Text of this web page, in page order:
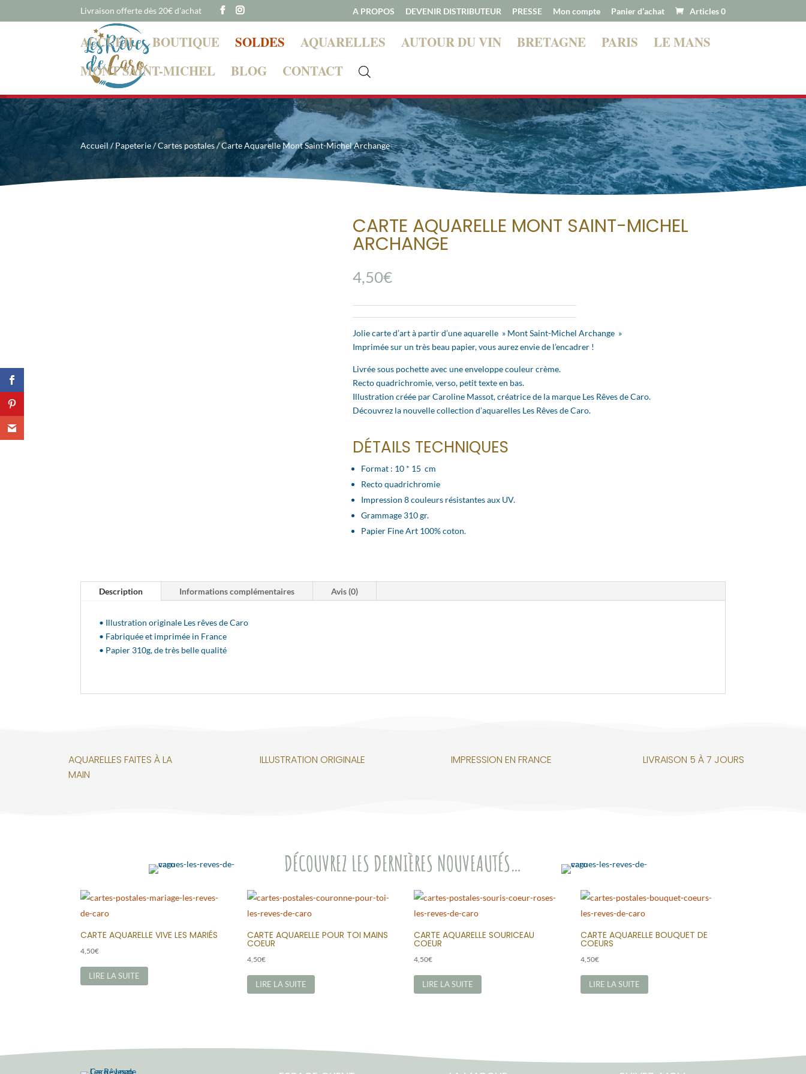
Livraison offerte dès 20€ d'achat A PROPOS DEVENIR DISTRIBUTEUR PRESSE Mon compte Panier d’achat Articles 0
ACCUEIL BOUTIQUE SOLDES AQUARELLES AUTOUR DU VIN BRETAGNE PARIS
LE MANS
MONT SAINT-MICHEL
BLOG CONTACT
Chère Cliente, cher Client, les ventes sont temporairement suspendues mais nous revenons bientôt ! À très vite !
Accueil/Papeterie/Cartes postales/ Carte Aquarelle Mont Saint-Michel Archange
CARTE AQUARELLE MONT SAINT-MICHEL
ARCHANGE
4,50€
Jolie carte d’art à partir d’une aquarelle » Mont Saint-Michel Archange »
Imprimée sur un très beau papier, vous aurez envie de l’encadrer !
Livrée sous pochette avec une enveloppe couleur crème.
Recto quadrichromie, verso, petit texte en bas.
Illustration créée par Caroline Massot, créatrice de la marque Les Rêves de Caro.
Découvrez la nouvelle collection d’aquarelles Les Rêves de Caro.
DÉTAILS TECHNIQUES
Format : 10 * 15 cm
Recto quadrichromie
Impression 8 couleurs résistantes aux UV.
Grammage 310 gr.
Papier Fine Art 100% coton.
Description Informations complémentaires Avis (0)
• Illustration originale Les rêves de Caro
• Fabriquée et imprimée in France
• Papier 310g, de très belle qualité
AQUARELLES FAITES À LA
MAIN
ILLUSTRATION ORIGINALE IMPRESSION EN FRANCE LIVRAISON 5 À 7 JOURS
DÉCOUVREZ LES DERNIÈRES NOUVEAUTÉS…
CARTE AQUARELLE VIVE LES MARIÉS
4,50€
LIRE LA SUITE
CARTE AQUARELLE POUR TOI MAINS
COEUR
4,50€
LIRE LA SUITE
CARTE AQUARELLE SOURICEAU
COEUR
4,50€
LIRE LA SUITE
CARTE AQUARELLE BOUQUET DE
COEURS
4,50€
LIRE LA SUITE